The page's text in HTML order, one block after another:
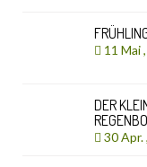
11 Mai
DER
30 Apr.